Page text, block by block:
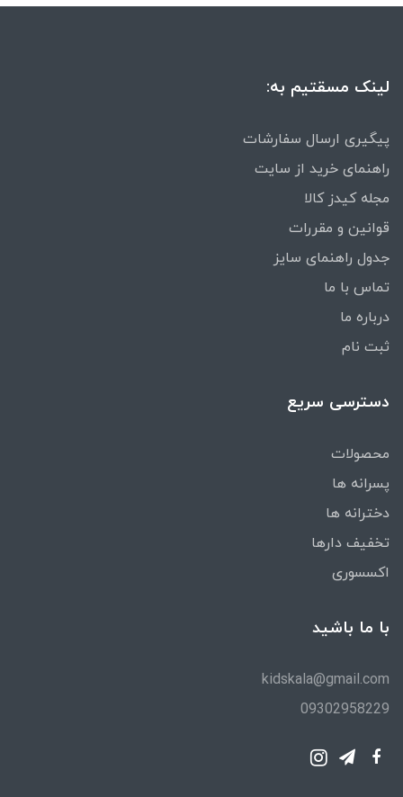
لینک مسقتیم به:
پیگیری ارسال سفارشات
راهنمای خرید از سایت
مجله کیدز کالا
قوانین و مقررات
جدول راهنمای سایز
تماس با ما
درباره ما
ثبت نام
دسترسی سریع
محصولات
پسرانه ها
دخترانه ها
تخفیف دارها
اکسسوری
با ما باشید
kidskala@gmail.com
09302958229